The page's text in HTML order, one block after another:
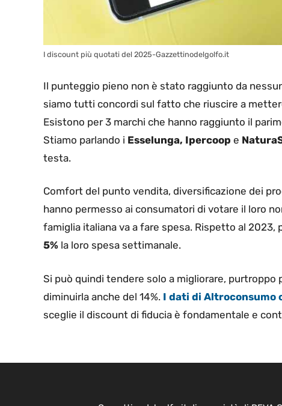
I discount più quotati del 2025-Gazzettinodelgolfo.it
Il punteggio pieno non è stato raggiunto da
siamo tutti concordi sul fatto che riuscire a
Esistono per 3 marchi che hanno raggiunto il
Stiamo parlando i Esselunga, Ipercoop e
testa.
Comfort del punto vendita, diversificazione dei
hanno permesso ai consumatori di votare il loro
famiglia italiana va a fare spesa. Rispetto al
5% la loro spesa settimanale.
Si può quindi tendere solo a migliorare,
diminuirla anche del 14%. I dati di Altroconsumo
sceglie il discount di fiducia è fondamentale e